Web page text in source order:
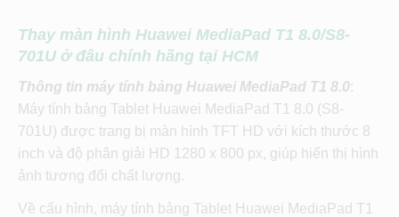
Thay màn hình Huawei MediaPad T1 8.0/S8-
701U ở đâu chính hãng tại HCM
Thông tin máy tính bảng Huawei MediaPad T1 8.0:
Máy tính bảng Tablet Huawei MediaPad T1 8.0 (S8-
701U) được trang bị màn hình TFT HD với kích thước 8
inch và độ phân giải HD 1280 x 800 px, giúp hiển thị hình
ảnh tương đối chất lượng.
Về cấu hình, máy tính bảng Tablet Huawei MediaPad T1